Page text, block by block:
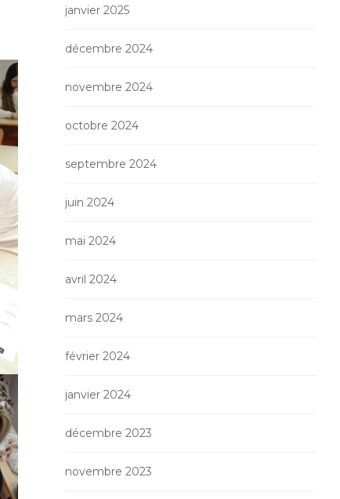
janvier 2025
décembre 2024
novembre 2024
octobre 2024
septembre 2024
juin 2024
mai 2024
avril 2024
mars 2024
février 2024
janvier 2024
décembre 2023
novembre 2023